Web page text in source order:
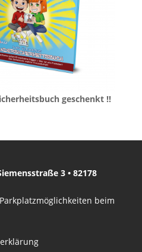
geschenkt !!
3 • 82178
beim